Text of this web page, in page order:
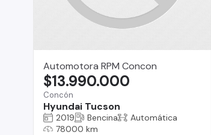
Automotora RPM Concon
Concón
Hyundai Tucson
$13.990.000
2019 Bencina
Automática
78000 km